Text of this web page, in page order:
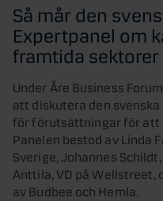
Så mår den
Expertpanel om
framtida sektorer
Under Åre Business
att diskutera den
för förutsättningar för att
Panelen bestod av Linda
Sverige, Johannes
Anttila, VD på Wellstreet,
av Budbee och Hemla.